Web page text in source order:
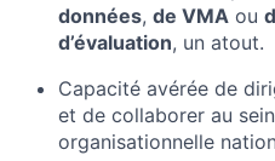
données, de VMA ou
d’évaluation, un atout.
Capacité avérée de
et de collaborer au
organisationnelle